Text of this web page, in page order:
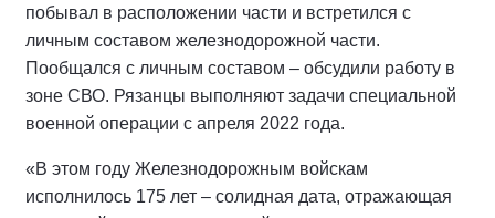
побывал в расположении части и встретился с
личным составом железнодорожной части.
Пообщался с личным составом – обсудили работу в
зоне СВО. Рязанцы выполняют задачи специальной
военной операции с апреля 2022 года.
«В этом году Железнодорожным войскам
исполнилось 175 лет – солидная дата, отражающая